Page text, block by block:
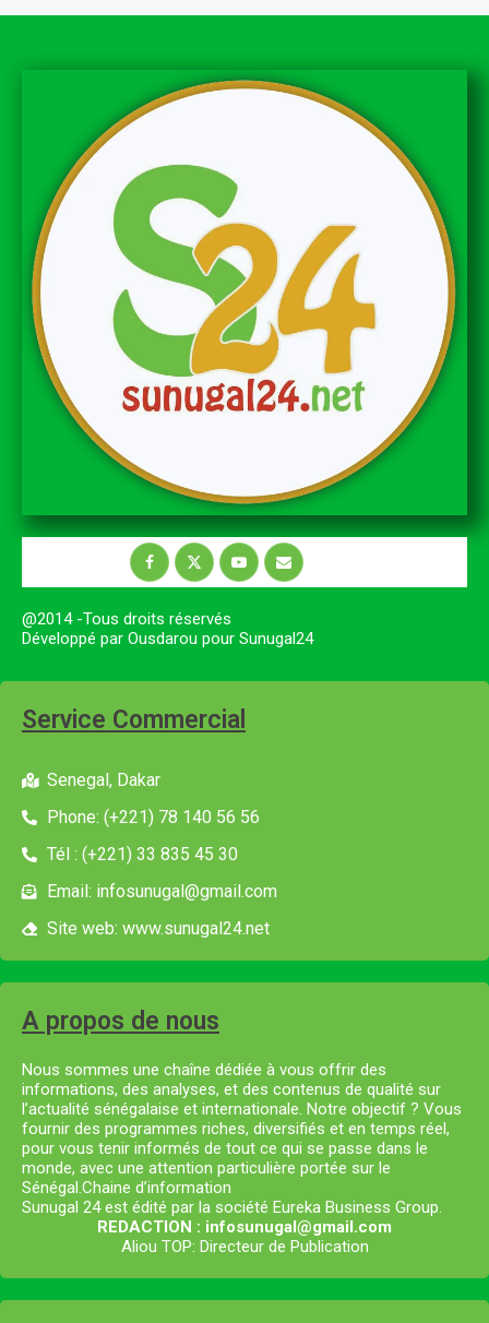
@2014 -Tous droits réservés
Développé par Ousdarou pour Sunugal24
Service Commercial
Senegal, Dakar
Phone: (+221) 78 140 56 56
Tél : (+221) 33 835 45 30
Email: infosunugal@gmail.com
Site web: www.sunugal24.net
A propos de nous
Nous sommes une chaîne dédiée à vous offrir des
informations, des analyses, et des contenus de qualité sur
l’actualité sénégalaise et internationale. Notre objectif ? Vous
fournir des programmes riches, diversifiés et en temps réel,
pour vous tenir informés de tout ce qui se passe dans le
monde, avec une attention particulière portée sur le
Sénégal.Chaine d’information
Sunugal 24 est édité par la société Eureka Business Group.
REDACTION : infosunugal@gmail.com
Aliou TOP: Directeur de Publication